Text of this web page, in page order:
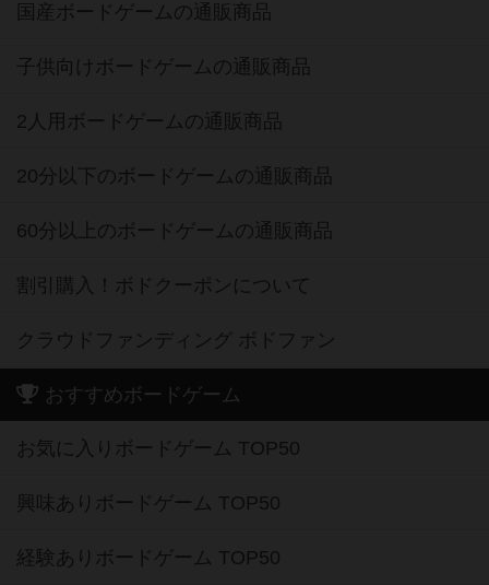
国産ボードゲームの通販商品
子供向けボードゲームの通販商品
2人用ボードゲームの通販商品
20分以下のボードゲームの通販商品
60分以上のボードゲームの通販商品
割引購入！ボドクーポンについて
クラウドファンディング ボドファン
おすすめボードゲーム
お気に入りボードゲーム TOP50
興味ありボードゲーム TOP50
経験ありボードゲーム TOP50